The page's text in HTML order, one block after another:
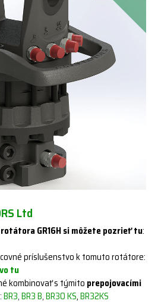
Ltd
GR16H si môžete pozrieť tu:
príslušenstvo k tomuto rotátore:
tu
kombinovať s týmito prepojovacími
BR3,BR3 B,BR30 KS,BR32KS